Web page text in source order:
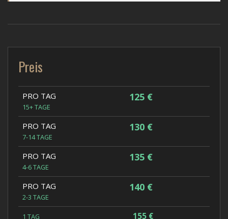
Preis
PRO TAG
15+ TAGE
125 €
PRO TAG
7-14 TAGE
130 €
PRO TAG
4-6 TAGE
135 €
PRO TAG
2-3 TAGE
140 €
1 TAG 155 €